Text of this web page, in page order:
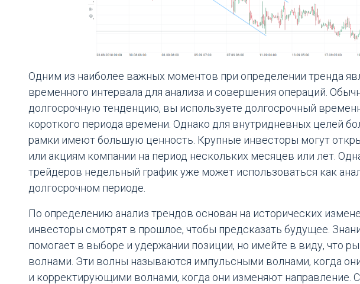
Одним из наиболее важных моментов при определении тренда
временного интервала для анализа и совершения операций.
долгосрочную тенденцию, вы используете долгосрочный
короткого периода времени. Однако для внутридневных целей
рамки имеют большую ценность. Крупные инвесторы могут
или акциям компании на период нескольких месяцев или лет.
трейдеров недельный график уже может использоваться как
долгосрочном периоде.
По определению анализ трендов основан на исторических
инвесторы смотрят в прошлое, чтобы предсказать будущее.
помогает в выборе и удержании позиции, но имейте в виду, что
волнами. Эти волны называются импульсными волнами, когда
и корректирующими волнами, когда они изменяют направление.